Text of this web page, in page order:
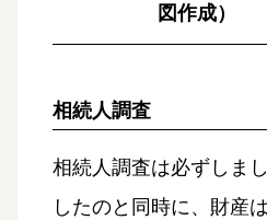
図作成）
相続人調査
相続人調査は必ずしま
したのと同時に、財産